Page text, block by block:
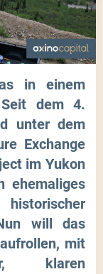
in einem
Seit dem 4.
unter dem
Exchange
im Yukon
ehemaliges
will das
mit
klaren